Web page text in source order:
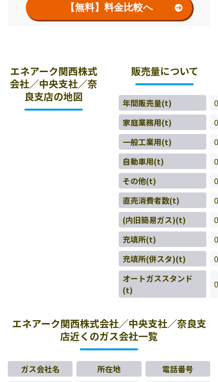
【無料】料金比較へ
エネアーク関西株式
会社／中央支社／奈
良支店の地図
販売量について
年間販売量(t)
0
家庭業務用(t)
0
一般工業用(t)
0
自動車用(t)
0
その他(t)
0
直売消費者数(t)
0
(内旧簡易ガス)(t)
0
充填所(t)
0
充填所(併スタ)(t)
0
オートガススタンド
(t)
0
エネアーク関西株式会社／中央支社／奈良支
店近くのガス会社一覧
ガス会社名 所在地
電話番号